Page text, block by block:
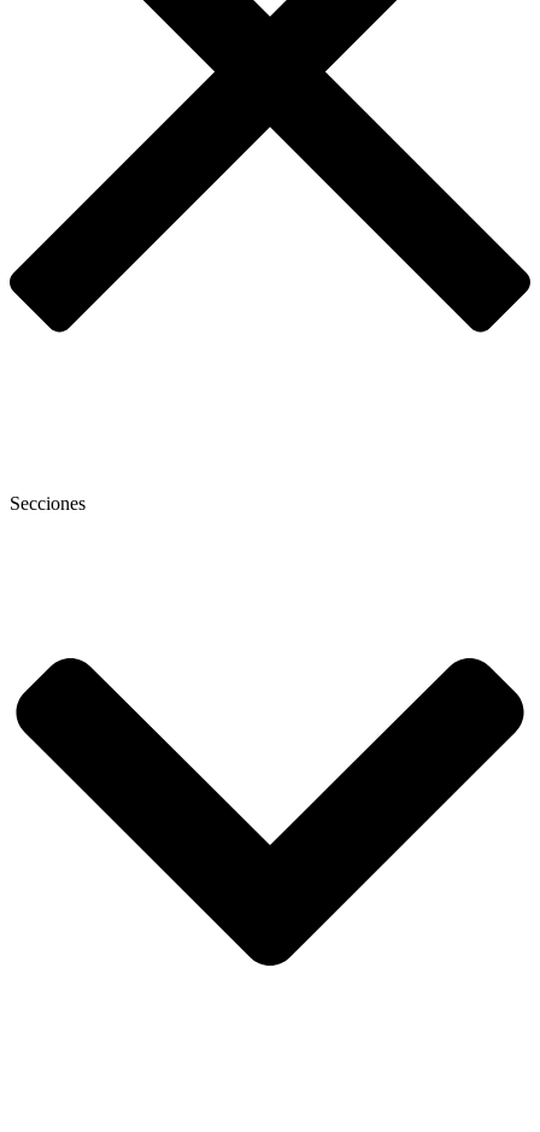
Secciones